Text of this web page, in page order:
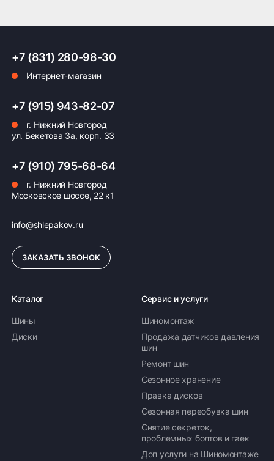
Оплата заказа
Возможна картой, наличными при получении,
формирование счёта для Юр.Лица
ПОДРОБНЕЕ ОБ ОПЛАТЕ
+7 (831) 280-98-30
Интернет-магазин
+7 (915) 943-82-07
г. Нижний Новгород
ул. Бекетова 3а, корп. 33
+7 (910) 795-68-64
г. Нижний Новгород
Московское шоссе, 22 к1
info@shlepakov.ru
ЗАКАЗАТЬ ЗВОНОК
Каталог
Шины
Диски
Сервис и услуги
Шиномонтаж
Продажа датчиков давления
шин
Ремонт шин
Сезонное хранение
Правка дисков
Сезонная переобувка шин
Снятие секреток,
проблемных болтов и гаек
Доп услуги на Шиномонтаже